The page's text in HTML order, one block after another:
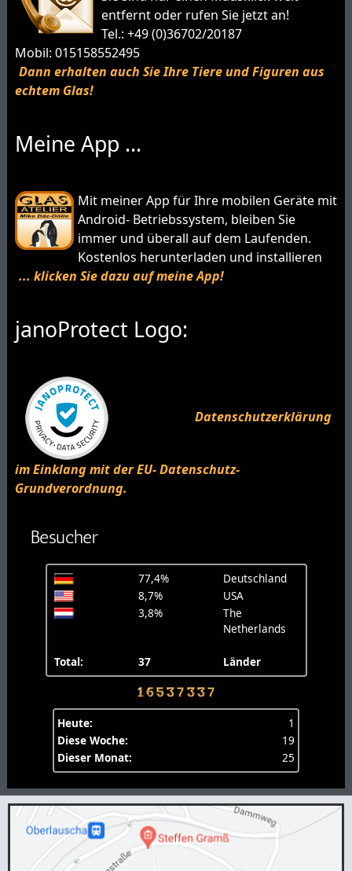
entfernt oder rufen Sie jetzt an!
Tel.: +49 (0)36702/20187
Mobil: 015158552495
Dann erhalten auch Sie Ihre Tiere und Figuren aus
echtem Glas!
Meine App ...
Mit meiner App für Ihre mobilen Geräte mit
Android- Betriebssystem, bleiben Sie
immer und überall auf dem Laufenden.
Kostenlos herunterladen und installieren
... klicken Sie dazu auf meine App!
janoProtect Logo:
Datenschutzerklärung
im Einklang mit der EU- Datenschutz-
Grundverordnung.
Besucher
77,4%
Deutschland
8,7%
USA
3,8%
The
Netherlands
Total: 37 Länder
Heute:
1
Diese Woche:
19
Dieser Monat:
25